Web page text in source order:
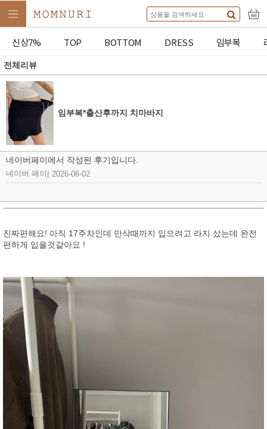
신상7% TOP BOTTOM DRESS 임부복
전체리뷰
임부복*출산후까지 치마바지
네이버페이에서 작성된 후기입니다.
네이버 페이 2026-06-02
진짜편해요! 아직 17주차인데 만삭때까지 입으려고 라지 샀는데 완전
편하게 입을것같아요 !